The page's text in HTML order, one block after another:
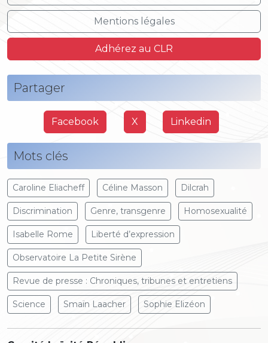
Mentions légales
Adhérez au CLR
Partager
Facebook X Linkedin
Mots clés
Caroline Eliacheff Céline Masson Dilcrah
Discrimination Genre, transgenre Homosexualité
Isabelle Rome Liberté d’expression
Observatoire La Petite Sirène
Revue de presse : Chroniques, tribunes et entretiens
Science Smaïn Laacher Sophie Elizéon